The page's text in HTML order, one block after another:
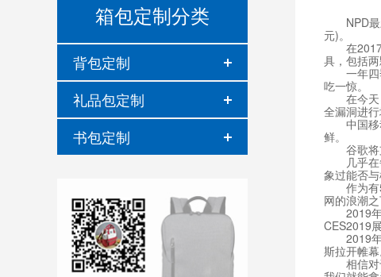
箱包定制分类
背包定制
礼品包定制
书包定制
NPD最
元)。
在2017
具，包括
一年四季
吃一惊。
在今天，
全漏洞进行
中国移动
鲜。
谷歌将支
几乎在每
象过能否
作为有
网的浪潮
2019年1
CES2019
2019年1
斯拉开帷
相信对于